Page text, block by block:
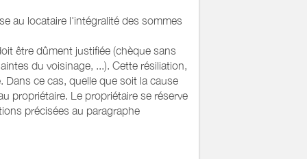
au locataire l'intégralité des sommes
être dûment justifiée (chèque sans
du voisinage, ...). Cette résiliation,
Dans ce cas, quelle que soit la cause
propriétaire. Le propriétaire se réserve
précisées au paragraphe